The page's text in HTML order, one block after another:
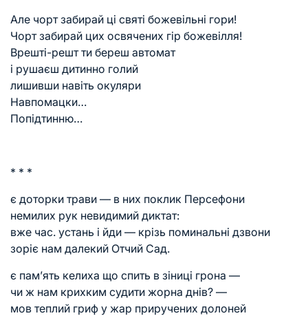
Але чорт забирай ці святі божевільні гори!
Чорт забирай цих освячених гір божевілля!
Врешті-решт ти береш автомат
і рушаєш дитинно голий
лишивши навіть окуляри
Навпомацки…
Попідтинню…
* * *
є доторки трави — в них поклик Персефони
немилих рук невидимий диктат:
вже час. устань і йди — крізь поминальні дзвони
зоріє нам далекий Отчий Сад.
є пам’ять келиха що спить в зіниці грона —
чи ж нам крихким судити жорна днів? —
мов теплий гриф у жар приручених долоней